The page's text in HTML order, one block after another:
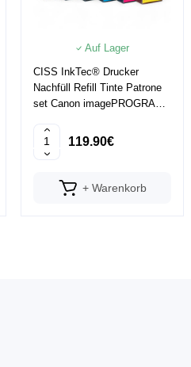
Auf Lager
CISS InkTec® Drucker
Nachfüll Refill Tinte Patrone
set Canon imagePROGRAF
119.90€
+ Warenkorb